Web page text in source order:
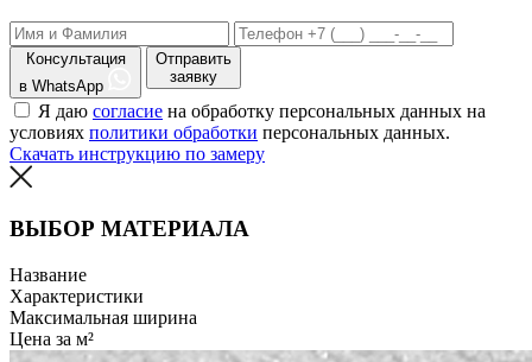
Консультация
в WhatsApp
Отправить
заявку
Я даю согласие на обработку персональных данных на
условиях политики обработки персональных данных.
Скачать инструкцию по замеру
ВЫБОР МАТЕРИАЛА
Название
Характеристики
Максимальная ширина
Цена за м²